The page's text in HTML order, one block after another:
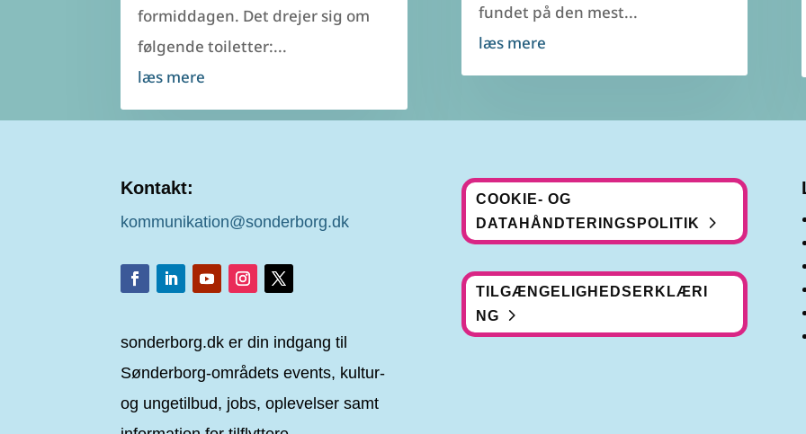
formiddagen. Det drejer sig om
følgende toiletter:...
læs mere
fundet på den mest...
læs mere
Kontakt:
kommunikation@sonderborg.dk
sonderborg.dk er din indgang til
Sønderborg-områdets events, kultur-
og ungetilbud, jobs, oplevelser samt
COOKIE- OG
DATAHÅNDTERINGSPOLITIK
TILGÆNGELIGHEDSERKLÆRI
NG